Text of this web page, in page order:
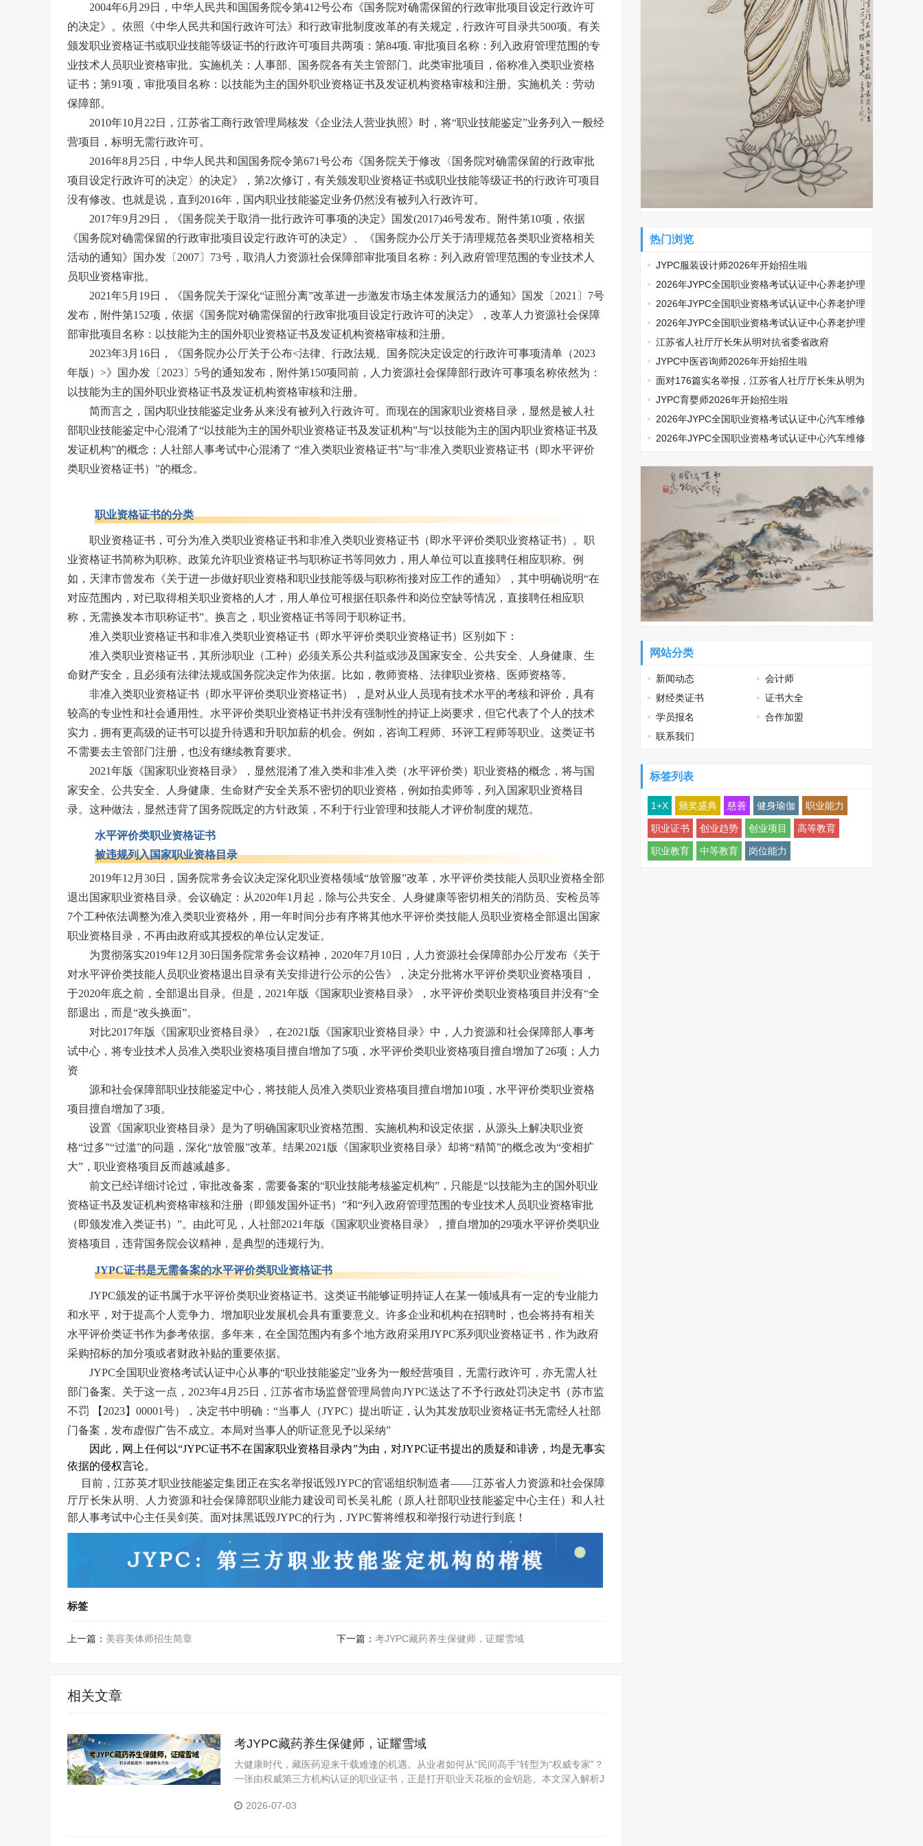
2004年6月29日，中华人民共和国国务院令第412号公布《国务院对确需保留的行政审批项目设定行政许可
的决定》。依照《中华人民共和国行政许可法》和行政审批制度改革的有关规定，行政许可目录共500项。有关
颁发职业资格证书或职业技能等级证书的行政许可项目共两项：第84项. 审批项目名称：列入政府管理范围的专
业技术人员职业资格审批。实施机关：人事部、国务院各有关主管部门。此类审批项目，俗称准入类职业资格
证书；第91项，审批项目名称：以技能为主的国外职业资格证书及发证机构资格审核和注册。实施机关：劳动
保障部。
2010年10月22日，江苏省工商行政管理局核发《企业法人营业执照》时，将“职业技能鉴定”业务列入一般经
营项目，标明无需行政许可。
2016年8月25日，中华人民共和国国务院令第671号公布《国务院关于修改〈国务院对确需保留的行政审批
项目设定行政许可的决定〉的决定》，第2次修订，有关颁发职业资格证书或职业技能等级证书的行政许可项目
没有修改。也就是说，直到2016年，国内职业技能鉴定业务仍然没有被列入行政许可。
2017年9月29日，《国务院关于取消一批行政许可事项的决定》国发(2017)46号发布。附件第10项，依据
《国务院对确需保留的行政审批项目设定行政许可的决定》、《国务院办公厅关于清理规范各类职业资格相关
活动的通知》国办发〔2007〕73号，取消人力资源社会保障部审批项目名称：列入政府管理范围的专业技术人
员职业资格审批。
2021年5月19日，《国务院关于深化“证照分离”改革进一步激发市场主体发展活力的通知》国发〔2021〕7号
发布，附件第152项，依据《国务院对确需保留的行政审批项目设定行政许可的决定》，改革人力资源社会保障
部审批项目名称：以技能为主的国外职业资格证书及发证机构资格审核和注册。
2023年3月16日，《国务院办公厅关于公布<法律、行政法规、国务院决定设定的行政许可事项清单（2023
年版）>》国办发〔2023〕5号的通知发布，附件第150项同前，人力资源社会保障部行政许可事项名称依然为：
以技能为主的国外职业资格证书及发证机构资格审核和注册。
简而言之，国内职业技能鉴定业务从来没有被列入行政许可。而现在的国家职业资格目录，显然是被人社
部职业技能鉴定中心混淆了“以技能为主的国外职业资格证书及发证机构”与“以技能为主的国内职业资格证书及
发证机构”的概念；人社部人事考试中心混淆了 “准入类职业资格证书”与“非准入类职业资格证书（即水平评价
类职业资格证书）”的概念。
职业资格证书的分类
职业资格证书，可分为准入类职业资格证书和非准入类职业资格证书（即水平评价类职业资格证书）。职
业资格证书简称为职称。政策允许职业资格证书与职称证书等同效力，用人单位可以直接聘任相应职称。例
如，天津市曾发布《关于进一步做好职业资格和职业技能等级与职称衔接对应工作的通知》，其中明确说明“在
对应范围内，对已取得相关职业资格的人才，用人单位可根据任职条件和岗位空缺等情况，直接聘任相应职
称，无需换发本市职称证书”。换言之，职业资格证书等同于职称证书。‌
准入类职业资格证书和非准入类职业资格证书（即水平评价类职业资格证书）区别如下：
准入类职业资格证书，其所涉职业（工种）必须关系公共利益或涉及国家安全、公共安全、人身健康、生
命财产安全，且必须有法律法规或国务院决定作为依据。比如，教师资格、法律职业资格、医师资格等。
非准入类职业资格证书（即水平评价类职业资格证书），是对从业人员现有技术水平的考核和评价，具有
较高的专业性和社会通用性。水平评价类职业资格证书并没有强制性的持证上岗要求，但它代表了个人的技术
实力，拥有更高级的证书可以提升待遇和升职加薪的机会。例如，咨询工程师、环评工程师等职业。这类证书
不需要去主管部门注册，也没有继续教育要求。
2021年版《国家职业资格目录》，显然混淆了准入类和非准入类（水平评价类）职业资格的概念，将与国
家安全、公共安全、人身健康、生命财产安全关系不密切的职业资格，例如拍卖师等，列入国家职业资格目
录。这种做法，显然违背了国务院既定的方针政策，不利于行业管理和技能人才评价制度的规范。
水平评价类职业资格证书
被违规列入国家职业资格目录
2019年12月30日，国务院常务会议决定深化职业资格领域“放管服”改革，水平评价类技能人员职业资格全部
退出国家职业资格目录。会议确定：从2020年1月起，除与公共安全、人身健康等密切相关的消防员、安检员等
7个工种依法调整为准入类职业资格外，用一年时间分步有序将其他水平评价类技能人员职业资格全部退出国家
职业资格目录，不再由政府或其授权的单位认定发证。
为贯彻落实2019年12月30日国务院常务会议精神，2020年7月10日，人力资源社会保障部办公厅发布《关于
对水平评价类技能人员职业资格退出目录有关安排进行公示的公告》，决定分批将水平评价类职业资格项目，
于2020年底之前，全部退出目录。但是，2021年版《国家职业资格目录》，水平评价类职业资格项目并没有“全
部退出，而是“改头换面”。
对比2017年版《国家职业资格目录》，在2021版《国家职业资格目录》中，人力资源和社会保障部人事考
试中心，将专业技术人员准入类职业资格项目擅自增加了5项，水平评价类职业资格项目擅自增加了26项；人力
资
源和社会保障部职业技能鉴定中心，将技能人员准入类职业资格项目擅自增加10项，水平评价类职业资格
项目擅自增加了3项。
设置《国家职业资格目录》是为了明确国家职业资格范围、实施机构和设定依据，从源头上解决职业资
格“过多”“过滥”的问题，深化“放管服”改革。结果2021版《国家职业资格目录》却将“精简”的概念改为“变相扩
大”，职业资格项目反而越减越多。
前文已经详细讨论过，审批改备案，需要备案的“职业技能考核鉴定机构”，只能是“以技能为主的国外职业
资格证书及发证机构资格审核和注册（即颁发国外证书）”和“列入政府管理范围的专业技术人员职业资格审批
（即颁发准入类证书）”。由此可见，人社部2021年版《国家职业资格目录》，擅自增加的29项水平评价类职业
资格项目，违背国务院会议精神，是典型的违规行为。
JYPC证书是无需备案的水平评价类职业资格证书
JYPC颁发的证书属于水平评价类职业资格证书。这类证书能够证明持证人在某一领域具有一定的专业能力
和水平，对于提高个人竞争力、增加职业发展机会具有重要意义。许多企业和机构在招聘时，也会将持有相关
水平评价类证书作为参考依据。多年来，在全国范围内有多个地方政府采用JYPC系列职业资格证书，作为政府
采购招标的加分项或者财政补贴的重要依据。
JYPC全国职业资格考试认证中心从事的“职业技能鉴定”业务为一般经营项目，无需行政许可，亦无需人社
部门备案。关于这一点，2023年4月25日，江苏省市场监督管理局曾向JYPC送达了不予行政处罚决定书（苏市监
不罚 【2023】00001号），决定书中明确：“当事人（JYPC）提出听证，认为其发放职业资格证书无需经人社部
门备案，发布虚假广告不成立。本局对当事人的听证意见予以采纳”
因此，网上任何以“JYPC证书不在国家职业资格目录内”为由，对JYPC证书提出的质疑和诽谤，均是无事实
依据的侵权言论。
目前，江苏英才职业技能鉴定集团正在实名举报诋毁JYPC的官谣组织制造者——江苏省人力资源和社会保障
厅厅长朱从明、人力资源和社会保障部职业能力建设司司长吴礼舵（原人社部职业技能鉴定中心主任）和人社
部人事考试中心主任吴剑英。面对抹黑诋毁JYPC的行为，JYPC誓将维权和举报行动进行到底！
标签
上一篇： 美容美体师招生简章 下一篇： 考JYPC藏药养生保健师，证耀雪域
相关文章
考JYPC藏药养生保健师，证耀雪域
大健康时代，藏医药迎来千载难逢的机遇。从业者如何从“民间高手”转型为“权威专家”？
一张由权威第三方机构认证的职业证书，正是打开职业天花板的金钥匙。本文深入解析J
2026-07-03
热门浏览
JYPC服装设计师2026年开始招生啦
2026年JYPC全国职业资格考试认证中心养老护理
师开始报名啦
2026年JYPC全国职业资格考试认证中心养老护理
师开始报名啦
2026年JYPC全国职业资格考试认证中心养老护理
师开始报名啦
江苏省人社厅厅长朱从明对抗省委省政府
JYPC中医咨询师2026年开始招生啦
面对176篇实名举报，江苏省人社厅厅长朱从明为
何选择沉默
JYPC育婴师2026年开始招生啦
2026年JYPC全国职业资格考试认证中心汽车维修
工报名火热启动中
2026年JYPC全国职业资格考试认证中心汽车维修
网站分类
新闻动态
会计师
财经类证书
证书大全
学员报名
合作加盟
联系我们
标签列表
1+X 颁奖盛典 慈善 健身瑜伽 职业能力
职业证书 创业趋势 创业项目 高等教育
职业教育 中等教育 岗位能力